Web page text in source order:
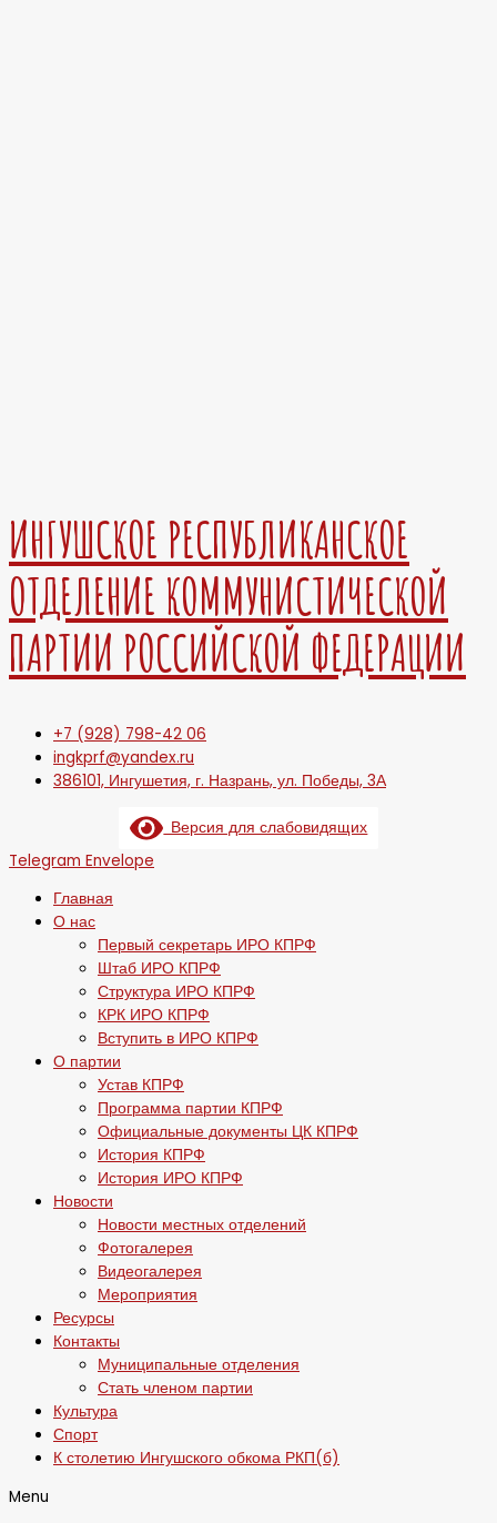
ИНГУШСКОЕ РЕСПУБЛИКАНСКОЕ
ОТДЕЛЕНИЕ КОММУНИСТИЧЕСКОЙ
ПАРТИИ РОССИЙСКОЙ ФЕДЕРАЦИИ
+7 (928) 798-42 06
ingkprf@yandex.ru
386101, Ингушетия, г. Назрань, ул. Победы, 3А
Версия для слабовидящих
Telegram Envelope
Главная
О нас
Первый секретарь ИРО КПРФ
Штаб ИРО КПРФ
Структура ИРО КПРФ
КРК ИРО КПРФ
Вступить в ИРО КПРФ
О партии
Устав КПРФ
Программа партии КПРФ
Официальные документы ЦК КПРФ
История КПРФ
История ИРО КПРФ
Новости
Новости местных отделений
Фотогалерея
Видеогалерея
Мероприятия
Ресурсы
Контакты
Муниципальные отделения
Стать членом партии
Культура
Спорт
К столетию Ингушского обкома РКП(б)
Menu